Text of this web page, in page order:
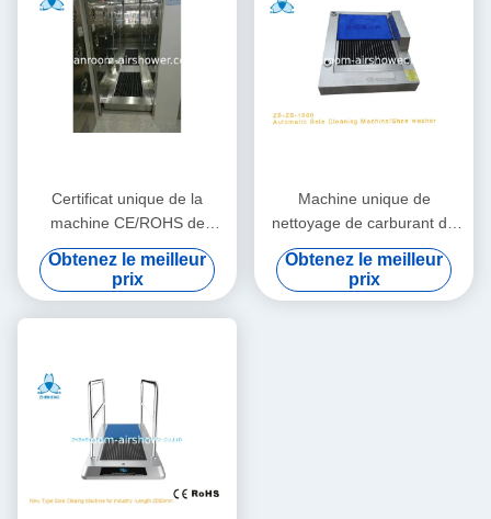
Certificat unique de la
machine CE/ROHS de
nettoyage de douche d'air
pour le laboratoire
d'université
Obtenez le meilleur
prix
Machine unique de
nettoyage de carburant de
l'eau, machine à laver de
chaussure pour les semelles
propres de chaussure
Obtenez le meilleur
prix